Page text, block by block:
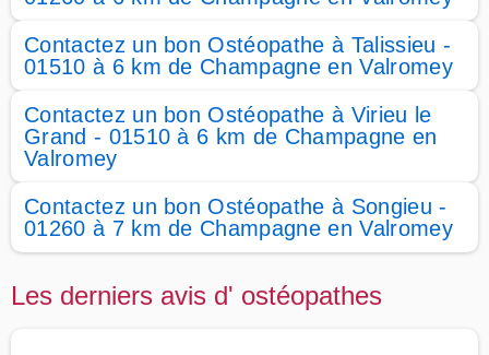
Contactez un bon Ostéopathe à Talissieu -
01510 à 6 km de Champagne en Valromey
Contactez un bon Ostéopathe à Virieu le
Grand - 01510 à 6 km de Champagne en
Valromey
Contactez un bon Ostéopathe à Songieu -
01260 à 7 km de Champagne en Valromey
Les derniers avis d' ostéopathes